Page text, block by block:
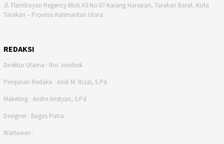
Jl. Flamboyan Regency Blok A3 No.07 Karang Harapan, Tarakan Barat, Kota
Tarakan – Provinsi Kalimantan Utara
REDAKSI
Direktur Utama : Rio Jondruk
Pimpinan Redaksi : Andi M. Rizal, S.Pd
Maketing : Andre Aristyan, S.Pd
Designer : Bagas Putra
Wartawan :